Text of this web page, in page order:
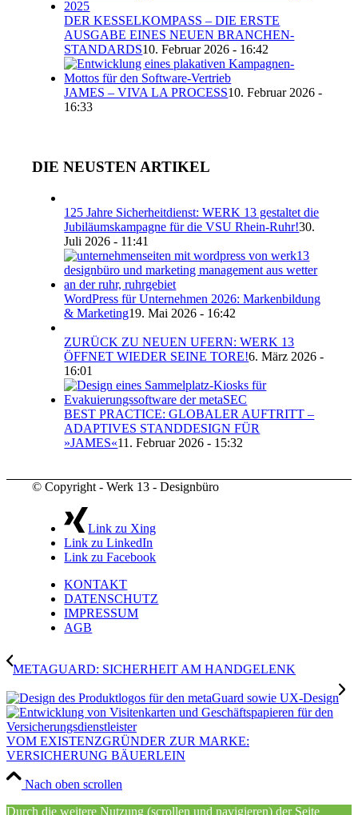
DER KESSELKOMPASS – DIE ERSTE
AUSGABE EINES NEUEN BRANCHEN-
STANDARDS10. Februar 2026 - 16:42
JAMES – VIVA LA PROCESS10. Februar 2026 -
16:33
DIE NEUSTEN ARTIKEL
125 Jahre Sicherheitdienst: WERK 13 gestaltet die
Jubiläumskampagne für die VSU Rhein-Ruhr!30.
Juli 2026 - 11:41
WordPress für Unternehmen 2026: Markenbildung
& Marketing19. Mai 2026 - 16:42
ZURÜCK ZU NEUEN UFERN: WERK 13
ÖFFNET WIEDER SEINE TORE!6. März 2026 -
16:01
BEST PRACTICE: GLOBALER AUFTRITT –
ADAPTIVES STANDDESIGN FÜR
»JAMES«11. Februar 2026 - 15:32
© Copyright - Werk 13 - Designbüro
Link zu Xing
Link zu LinkedIn
Link zu Facebook
KONTAKT
DATENSCHUTZ
IMPRESSUM
AGB
METAGUARD: SICHERHEIT AM HANDGELENK
VOM EXISTENZGRÜNDER ZUR MARKE:
VERSICHERUNG BÄUERLEIN
Nach oben scrollen
Durch die weitere Nutzung (scrollen und navigieren) der Seite